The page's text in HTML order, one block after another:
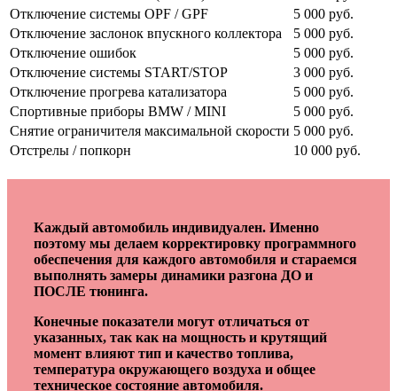
Отключение системы OPF / GPF
5 000 руб.
Отключение заслонок впускного коллектора
5 000 руб.
Отключение ошибок
5 000 руб.
Отключение системы START/STOP
3 000 руб.
Отключение прогрева катализатора
5 000 руб.
Спортивные приборы BMW / MINI
5 000 руб.
Снятие ограничителя максимальной скорости 5 000 руб.
Отстрелы / попкорн
10 000 руб.
Каждый автомобиль индивидуален. Именно
поэтому мы делаем корректировку программного
обеспечения для каждого автомобиля и стараемся
выполнять замеры динамики разгона ДО и
ПОСЛЕ тюнинга.
Конечные показатели могут отличаться от
указанных, так как на мощность и крутящий
момент влияют тип и качество топлива,
температура окружающего воздуха и общее
техническое состояние автомобиля.